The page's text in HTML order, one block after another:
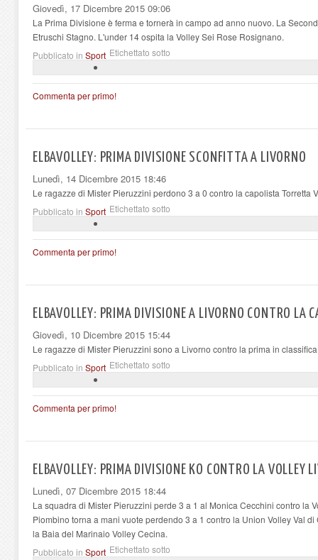
Giovedì, 17 Dicembre 2015 09:06
La Prima Divisione è ferma e tornerà in campo ad anno nuovo. La
Etruschi Stagno. L'under 14 ospita la Volley Sei Rose Rosignano.
Pubblicato in Sport Etichettato sotto
Commenta per primo!
ELBAVOLLEY: PRIMA DIVISIONE SCONFITTA A LIVORNO
Lunedì, 14 Dicembre 2015 18:46
Le ragazze di Mister Pieruzzini perdono 3 a 0 contro la capolista Torretta
Pubblicato in Sport Etichettato sotto
Commenta per primo!
ELBAVOLLEY: PRIMA DIVISIONE A LIVORNO CONTRO LA
Giovedì, 10 Dicembre 2015 15:44
Le ragazze di Mister Pieruzzini sono a Livorno contro la prima in
Pubblicato in Sport Etichettato sotto
Commenta per primo!
ELBAVOLLEY: PRIMA DIVISIONE KO CONTRO LA VOLLEY
Lunedì, 07 Dicembre 2015 18:44
La squadra di Mister Pieruzzini perde 3 a 1 al Monica Cecchini contro la
Piombino torna a mani vuote perdendo 3 a 1 contro la Union Volley Val
la Baia del Marinaio Volley Cecina.
Pubblicato in Sport Etichettato sotto